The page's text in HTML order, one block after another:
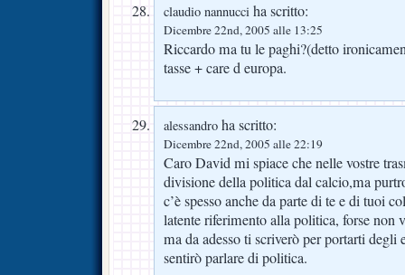
claudio nannucci ha scritto:
Dicembre 22nd, 2005 alle 13:25
Riccardo ma tu le paghi?(detto
tasse + care d europa.
alessandro ha scritto:
Dicembre 22nd, 2005 alle 22:19
Caro David mi spiace che nelle vostre
divisione della politica dal calcio,ma
c’è spesso anche da parte di te e di tuoi
latente riferimento alla politica, forse non
ma da adesso ti scriverò per portarti degli
sentirò parlare di politica.